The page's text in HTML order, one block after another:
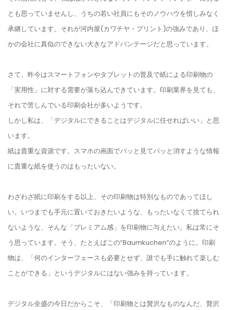
とも思っていませんし、うちの若い社員にもそのノウハウを惜しみなく
承継しています。それが河内屋(カワチヤ・プリント)の強みであり、ほ
かの会社に真似のできない大きなアドバンテージだと思っています。
さて、昨今はスマートフォンやタブレットの普及で紙による印刷物の
「実用性」に対する需要が落ち込んできています。印刷業界を見ても、
それで苦しんでいる印刷会社が多いようです。
しかし私は、「デジタルにできることはデジタルに任せればいい」と思
います。
紙は貴重な資源です。スマホの画面でパッと見てパッと消すような情報
に貴重な紙を使うのはもったいない。
わざわざ紙に印刷をする以上、その印刷物は特別なものであってほし
い。いつまでも手元に置いておきたいような、もったいなくて捨てられ
ないような、そんな「プレミアム感」を印刷物に与えたい。私は常にそ
う思っています。そう、たとえばこの“Baumkuchen”のように。印刷
物は、「何のインターフェースも必要とせず、誰でも手に触れて楽しむ
ことができる」というデジタルにはない強みを持っています。
デジタル全盛の今日だからこそ、「印刷物とは贅沢なものなんだ、贅沢